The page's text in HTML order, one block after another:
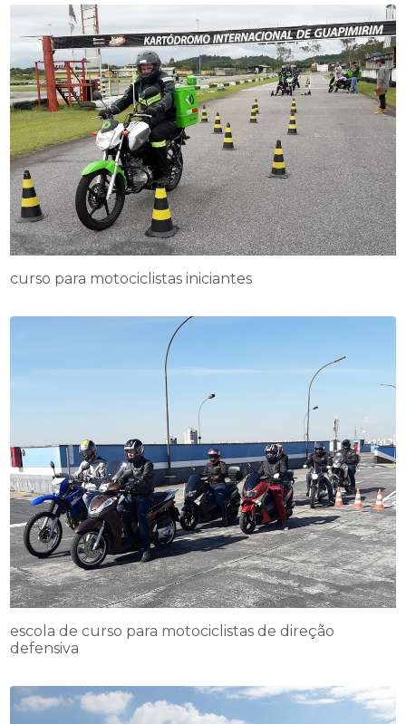
curso para motociclistas iniciantes
escola de curso para motociclistas de direção
defensiva